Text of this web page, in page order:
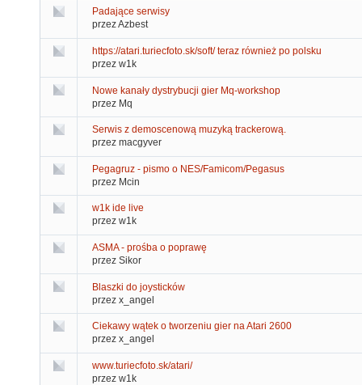
Padające serwisy
przez Azbest
https://atari.turiecfoto.sk/soft/ teraz również po polsku
przez w1k
Nowe kanały dystrybucji gier Mq-workshop
przez Mq
Serwis z demoscenową muzyką trackerową.
przez macgyver
Pegagruz - pismo o NES/Famicom/Pegasus
przez Mcin
w1k ide live
przez w1k
ASMA - prośba o poprawę
przez Sikor
Blaszki do joysticków
przez x_angel
Ciekawy wątek o tworzeniu gier na Atari 2600
przez x_angel
www.turiecfoto.sk/atari/
przez w1k